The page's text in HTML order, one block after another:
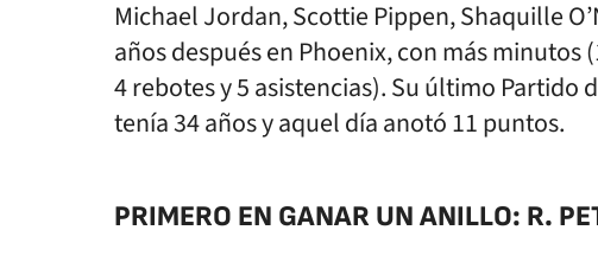
Michael Jordan, Scottie Pippen, Shaquille
años después en Phoenix, con más
4 rebotes y 5 asistencias). Su último Partido
tenía 34 años y aquel día anotó 11 puntos.
PRIMERO EN GANAR UN ANILLO: R.